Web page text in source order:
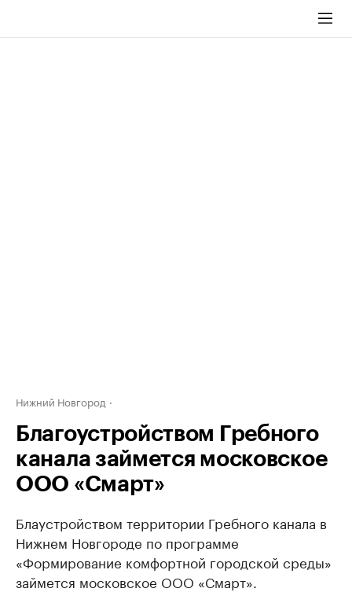
Нижний Новгород
Благоустройством Гребного
канала займется московское
ООО «Смарт»
Блаустройством территории Гребного канала в
Нижнем Новгороде по программе
«Формирование комфортной городской среды»
займется московское ООО «Смарт».